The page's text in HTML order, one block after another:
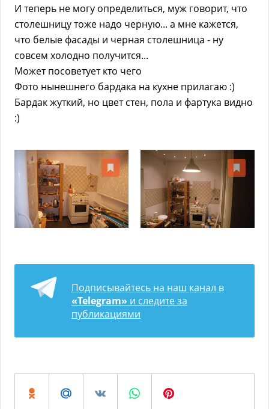
И теперь не могу определиться, муж говорит, что
столешницу тоже надо черную... а мне кажется,
что белые фасады и черная столешница - ну
совсем холодно получится...
Может посоветует кто чего
Фото нынешнего бардака на кухне прилагаю :)
Бардак жуткий, но цвет стен, пола и фартука видно
:)
Подписывайтесь на наш канал в
«Telegram» и следите за
публикациями